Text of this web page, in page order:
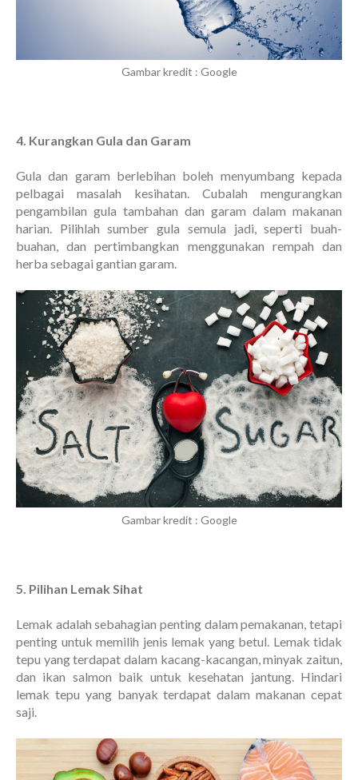
Gambar kredit : Google
4. Kurangkan Gula dan Garam
Gula dan garam berlebihan boleh menyumbang kepada
pelbagai masalah kesihatan. Cubalah mengurangkan
pengambilan gula tambahan dan garam dalam makanan
harian. Pilihlah sumber gula semula jadi, seperti buah-
buahan, dan pertimbangkan menggunakan rempah dan
herba sebagai gantian garam.
Gambar kredit : Google
5. Pilihan Lemak Sihat
Lemak adalah sebahagian penting dalam pemakanan, tetapi
penting untuk memilih jenis lemak yang betul. Lemak tidak
tepu yang terdapat dalam kacang-kacangan, minyak zaitun,
dan ikan salmon baik untuk kesehatan jantung. Hindari
lemak tepu yang banyak terdapat dalam makanan cepat
saji.